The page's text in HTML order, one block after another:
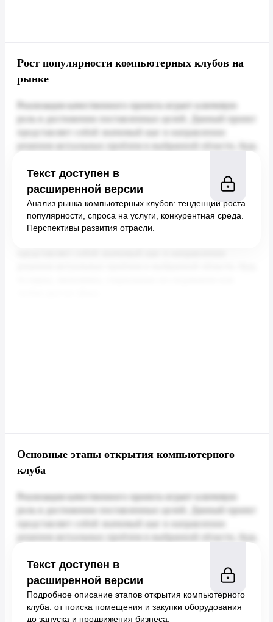
Рост популярности компьютерных клубов на
рынке
Текст доступен в
расширенной версии
Анализ рынка компьютерных клубов: тенденции роста
популярности, спроса на услуги, конкурентная среда.
Перспективы развития отрасли.
Основные этапы открытия компьютерного
клуба
Текст доступен в
расширенной версии
Подробное описание этапов открытия компьютерного
клуба: от поиска помещения и закупки оборудования
до запуска и продвижения бизнеса.